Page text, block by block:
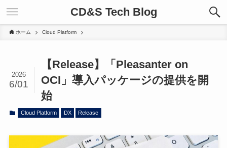
CD&S Tech Blog
ホーム Cloud Platform
【Release】「Pleasanter on
OCI」導入パッケージの提供を開
始
2026
6/01
Cloud Platform DX Release